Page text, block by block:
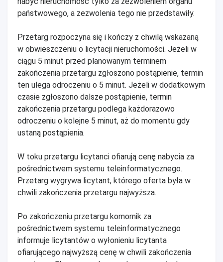
państwowego, a zezwolenia tego nie przedstawiły.
Przetarg rozpoczyna się i kończy z chwilą wskazaną
w obwieszczeniu o licytacji nieruchomości. Jeżeli w
ciągu 5 minut przed planowanym terminem
zakończenia przetargu zgłoszono postąpienie, termin
ten ulega odroczeniu o 5 minut. Jeżeli w dodatkowym
czasie zgłoszono dalsze postąpienie, termin
zakończenia przetargu podlega każdorazowo
odroczeniu o kolejne 5 minut, aż do momentu gdy
ustaną postąpienia.
W toku przetargu licytanci ofiarują cenę nabycia za
pośrednictwem systemu teleinformatycznego.
Przetarg wygrywa licytant, którego oferta była w
chwili zakończenia przetargu najwyższa.
Po zakończeniu przetargu komornik za
pośrednictwem systemu teleinformatycznego
informuje licytantów o wyłonieniu licytanta
ofiarującego najwyższą cenę w chwili zakończenia